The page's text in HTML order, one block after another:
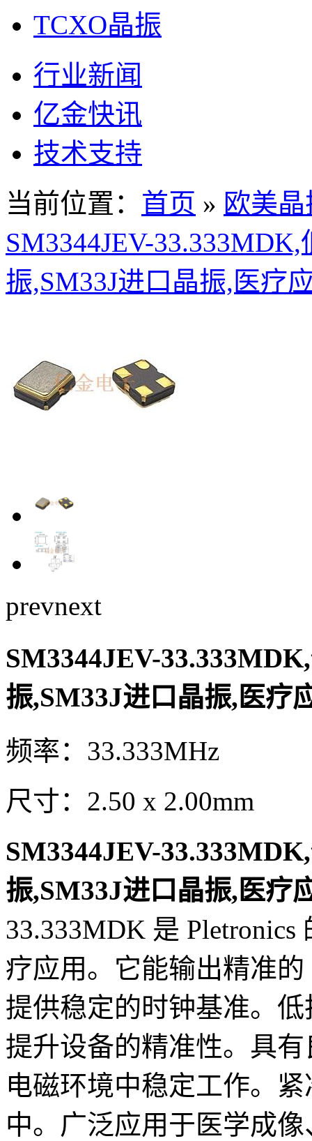
TCXO晶振
行业新闻
亿金快讯
技术支持
当前位置： 首页 » 欧美晶
SM3344JEV-
振,SM33J进口晶振,医疗
prevnext
SM3344JEV-
振,SM33J进口晶振,医疗
频率：33.333MHz
尺寸：2.50 x 2.00mm
SM3344JEV-
振,SM33J进口晶振,医疗
33.333MDK 是
疗应用。它能输出精准
提供稳定的时钟基准。
提升设备的精准性。具
电磁环境中稳定工作。
中。广泛应用于医学成